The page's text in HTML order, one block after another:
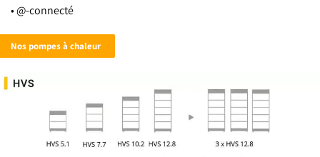
• @-connecté
Nos pompes à chaleur